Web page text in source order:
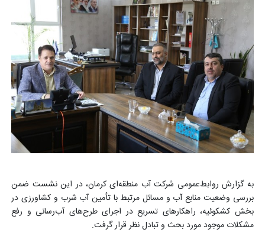
به گزارش روابط‌عمومی شرکت آب منطقه‌ای کرمان، در این نشست ضمن
بررسی وضعیت منابع آب و مسائل مرتبط با تأمین آب شرب و کشاورزی در
بخش کشکوئیه، راهکارهای تسریع در اجرای طرح‌های آب‌رسانی و رفع
مشکلات موجود مورد بحث و تبادل نظر قرار گرفت.